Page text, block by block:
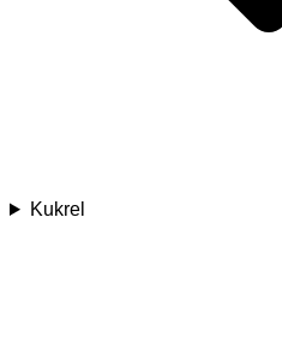
Kukrel